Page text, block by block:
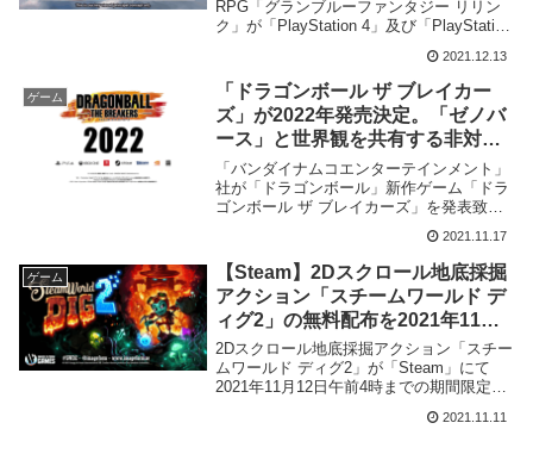
ッターも開設
RPG「グランブルーファンタジー リリン
ク」が「PlayStation 4」及び「PlayStation
発表、公式サイトのリニューアルに加え新
PVを公開致しました。
2021.12.13
ゲーム
「ドラゴンボール ザ ブレイカー
ズ」が2022年発売決定。「ゼノバ
ース」と世界観を共有する非対称
型対戦ゲーム
「バンダイナムコエンターテインメント」
社が「ドラゴンボール」新作ゲーム「ドラ
ゴンボール ザ ブレイカーズ」を発表致し
2021.11.17
ゲーム
【Steam】2Dスクロール地底採掘
アクション「スチームワールド デ
ィグ2」の無料配布を2021年11月
12日午前4時までの期間限定で実
施
2Dスクロール地底採掘アクション「スチー
ムワールド ディグ2」が「Steam」にて
2021年11月12日午前4時までの期間限定で
2021.11.11